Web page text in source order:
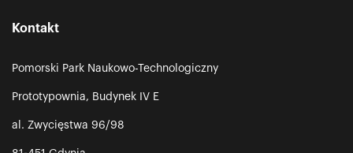
Kontakt
Pomorski Park Naukowo-Technologiczny
Prototypownia, Budynek IV E
al. Zwycięstwa 96/98